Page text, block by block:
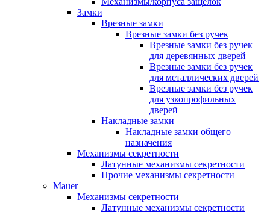
Замки
Врезные замки
Врезные замки без ручек
Врезные замки без ручек
для деревянных дверей
Врезные замки без ручек
для металлических дверей
Врезные замки без ручек
для узкопрофильных
дверей
Накладные замки
Накладные замки общего
назначения
Механизмы секретности
Латунные механизмы секретности
Прочие механизмы секретности
Mauer
Механизмы секретности
Латунные механизмы секретности